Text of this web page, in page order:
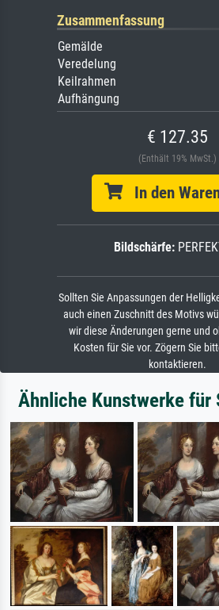
Zusammenfassung
Gemälde
Veredelung
Keilrahmen
Aufhängung
€ 127.35
(Enthält 19% MwSt.)
In den
Bildschärfe:
Sollten Sie Anpassungen der
auch einen Zuschnitt des Motivs
wir diese Änderungen gerne und
Kosten für Sie vor. Zögern Sie
kontaktieren.
Ähnliche Kunstwerke für